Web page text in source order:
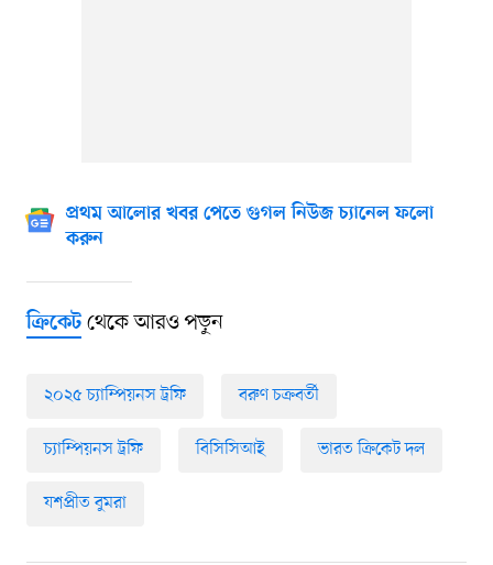
প্রথম আলোর খবর পেতে গুগল নিউজ চ্যানেল ফলো
করুন
ক্রিকেটথেকে আরও পড়ুন
২০২৫ চ্যাম্পিয়নস ট্রফি বরুণ চক্রবর্তী
চ্যাম্পিয়নস ট্রফি বিসিসিআই ভারত ক্রিকেট দল
যশপ্রীত বুমরা